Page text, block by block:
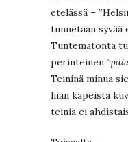
etelässä –
tunnetaan syvää
Tuntematonta
perinteinen
Teininä minua
liian kapeista
teiniä ei